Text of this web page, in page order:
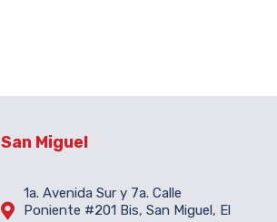
San Miguel

1a. Avenida Sur y 7a. Calle
Poniente #201 Bis, San Miguel, El